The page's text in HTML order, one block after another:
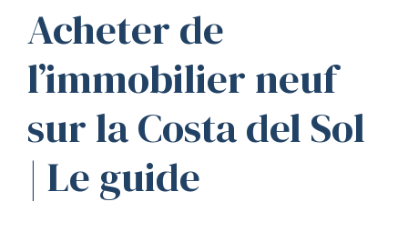
Acheter de
l’immobilier neuf
sur la Costa del Sol
| Le guide